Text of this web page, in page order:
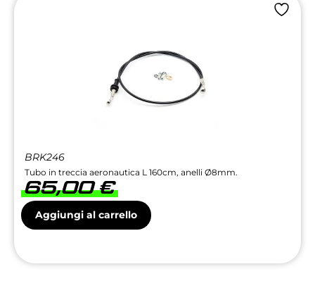
BRK246
Tubo in treccia aeronautica L 160cm, anelli Ø8mm.
65,00€
Aggiungi al carrello